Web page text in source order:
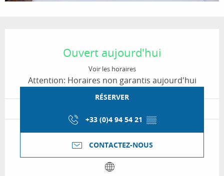
Ouvert aujourd'hui
Voir les horaires
Attention: Horaires non garantis aujourd'hui
RÉSERVER
+33 (0)4 94 54 21 ▒▒
CONTACTEZ-NOUS